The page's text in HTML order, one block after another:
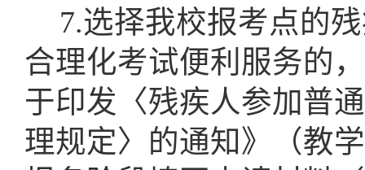
7.选择我校报考点的
合理化考试便利服务的
于印发〈残疾人参加普
理规定〉的通知》（教